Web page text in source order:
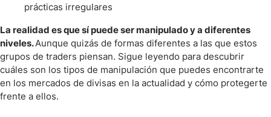
prácticas irregulares
La realidad es que sí puede ser manipulado y a diferentes
niveles.Aunque quizás de formas diferentes a las que estos
grupos de traders piensan. Sigue leyendo para descubrir
cuáles son los tipos de manipulación que puedes encontrarte
en los mercados de divisas en la actualidad y cómo protegerte
frente a ellos.